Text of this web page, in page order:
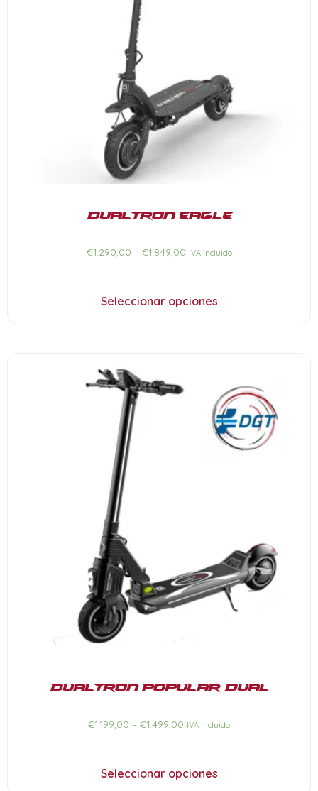
Dualtron Eagle
€1.290,00 – €1.849,00 IVA incluido
Seleccionar opciones
Dualtron POPULAR Dual
€1.199,00 – €1.499,00 IVA incluido
Seleccionar opciones